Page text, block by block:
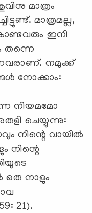
മാത്രം
മാത്രമല്ല,
ഇനി
തന്നെ
നമുക്ക്
നോക്കാം:
നിയമമോ
ചെയ്യുന്നു:
നിന്റെ വായില്‍
നിന്റെ
ഒരു നാളും
21).